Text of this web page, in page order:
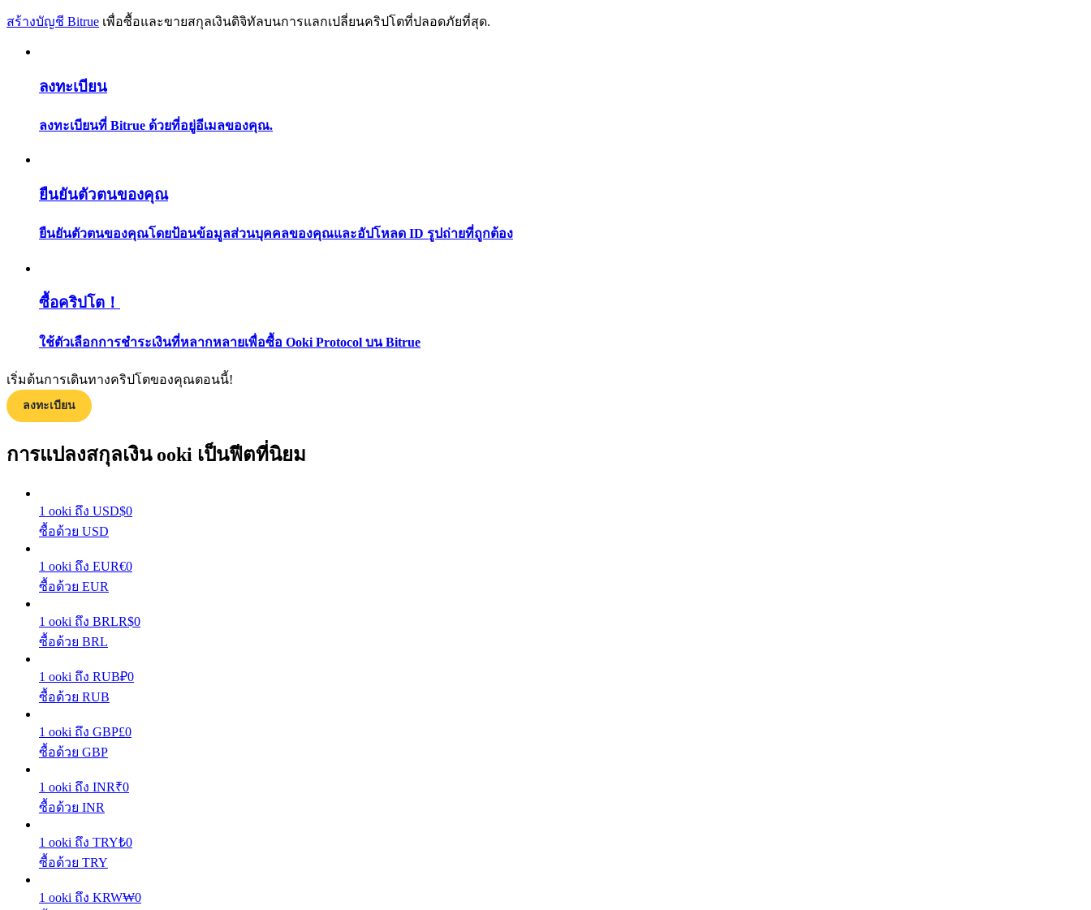
ข้อมูล
แนะนำ
คู่มือเริ่มต้นฟิวเจอร์ส
เรียนรู้วิธีการรักษาผลกำไร
ได้รับ
พาวเวอร์พิกกี้
สร้างบัญชี Bitrue เพื่อซื้อและขายสกุลเงินดิจิทัลบนการแลกเปลี่ยนคริปโตที่ปลอดภัยที่สุด.
ลงทะเบียน
ลงทะเบียนที่ Bitrue ด้วยที่อยู่อีเมลของคุณ.
ยืนยันตัวตนของคุณ
ยืนยันตัวตนของคุณโดยป้อนข้อมูลส่วนบุคคลของคุณและอัปโหลด ID รูปถ่ายที่ถูกต้อง
ซื้อคริปโต！
ใช้ตัวเลือกการชำระเงินที่หลากหลายเพื่อซื้อ Ooki Protocol บน Bitrue
เริ่มต้นการเดินทางคริปโตของคุณตอนนี้!
ลงทะเบียน
การแปลงสกุลเงิน ooki เป็นฟีตที่นิยม
1 ooki ถึง USD$0
ซื้อด้วย USD
1 ooki ถึง EUR€0
ซื้อด้วย EUR
1 ooki ถึง BRLR$0
ซื้อด้วย BRL
1 ooki ถึง RUB₽0
ซื้อด้วย RUB
1 ooki ถึง GBP£0
ซื้อด้วย GBP
1 ooki ถึง INR₹0
ซื้อด้วย INR
1 ooki ถึง TRY₺0
ซื้อด้วย TRY
1 ooki ถึง KRW₩0